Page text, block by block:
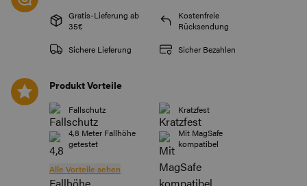
Gratis-Lieferung ab
35€
Kostenfreie
Rücksendung
Sichere Lieferung
Sicher Bezahlen
Produkt Vorteile
Fallschutz
Kratzfest
4,8 Meter Fallhöhe
getestet
Mit MagSafe
kompatibel
Alle Vorteile sehen